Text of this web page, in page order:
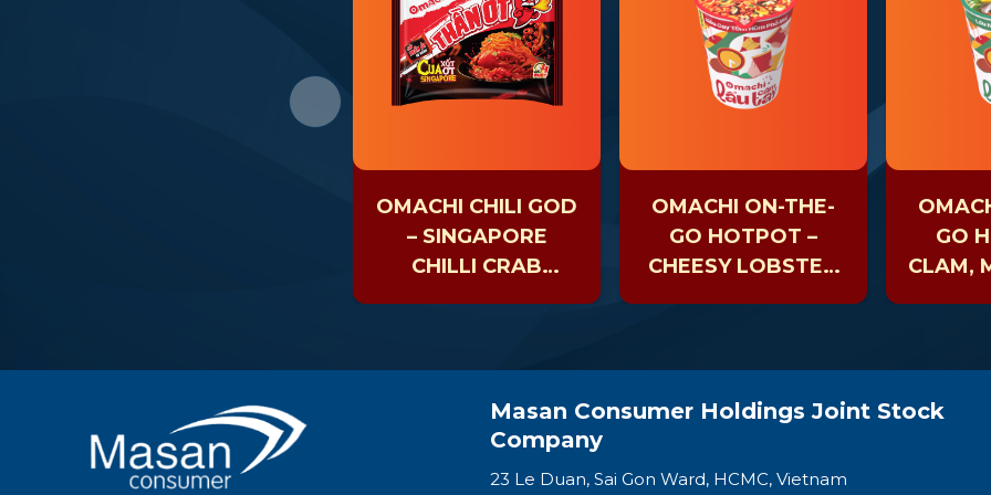
OMACHI CHILI GOD
– SINGAPORE
CHILLI CRAB
OMACHI ON-THE-
GO HOTPOT –
CHEESY LOBSTER
GO
CLAM,
Masan Consumer Holdings Joint Stock
Company
23 Le Duan, Sai Gon Ward, HCMC, Vietnam